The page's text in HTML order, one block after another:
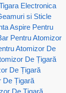
Electronica
si Sticle
Aspire Pentru
Pentru Atomizor
Atomizor De
De Țigară
De Țigară
De Țigară
De Țigară